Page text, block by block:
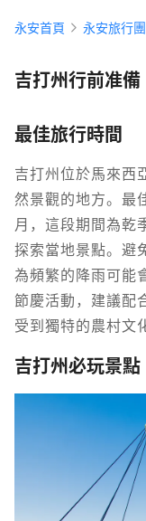
永安首頁 永安旅行團
吉打州行前准備
最佳旅行時間
吉打州位於馬來西
然景觀的地方。最
月，這段期間為乾
探索當地景點。避
為頻繁的降雨可能
節慶活動，建議配
受到獨特的農村文
吉打州必玩景點